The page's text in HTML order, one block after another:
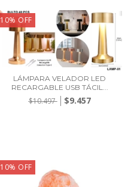
10% OFF
LÁMPARA VELADOR LED
RECARGABLE USB TÁCIL...
$10.497 $9.457
10% OFF